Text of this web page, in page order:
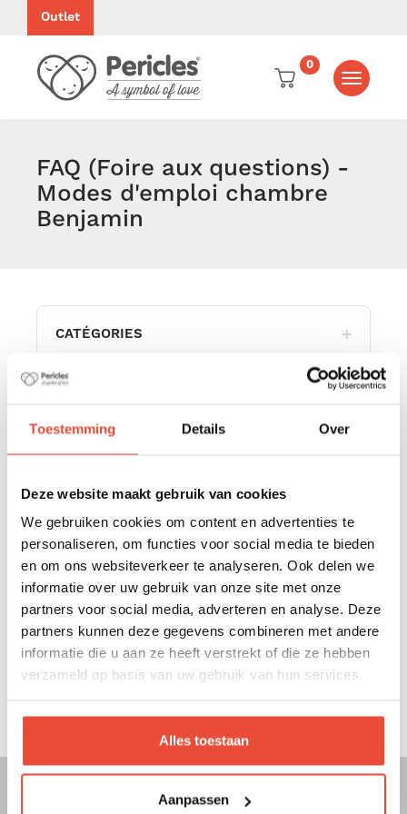
Toestemming Details Over
Deze website maakt gebruik van cookies
We gebruiken cookies om content en advertenties te
personaliseren, om functies voor social media te bieden
en om ons websiteverkeer te analyseren. Ook delen we
informatie over uw gebruik van onze site met onze
partners voor social media, adverteren en analyse. Deze
partners kunnen deze gegevens combineren met andere
informatie die u aan ze heeft verstrekt of die ze hebben
verzameld op basis van uw gebruik van hun services.
Alles toestaan
Aanpassen
Outlet
0
Toggle
FAQ (Foire aux questions) -
Modes d'emploi chambre
Benjamin
CATÉGORIES
Notice Commode Benjamin
Notice lit Benjamin
Notice armoire Benjamin 3 portes